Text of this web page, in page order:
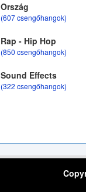
Ország
(607 csengőhangok)
Rap - Hip Hop
(850 csengőhangok)
Sound Effects
(322 csengőhangok)